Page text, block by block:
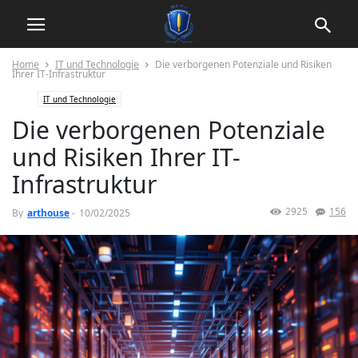
Home IT und Technologie Die verborgenen Potenziale und Risiken
Ihrer IT-Infrastruktur
IT und Technologie
Die verborgenen Potenziale
und Risiken Ihrer IT-
Infrastruktur
By arthouse- 10/02/2025 156
2925